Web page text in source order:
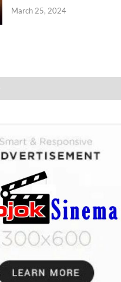
March 25, 2024